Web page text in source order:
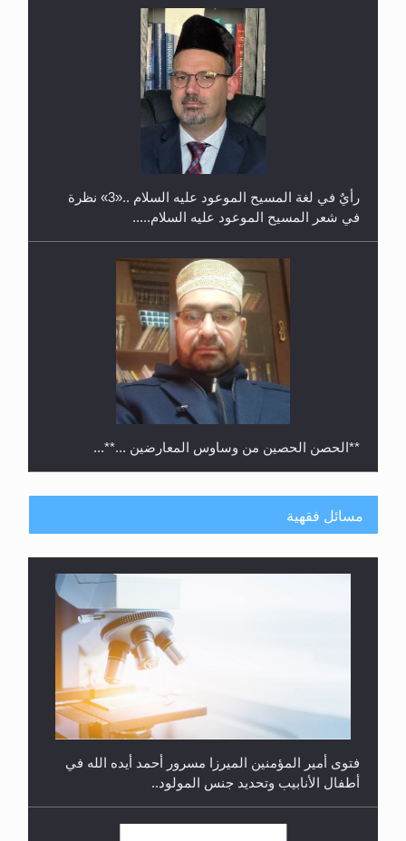
حفل توزيع الشهادات في الجامعة الأحمدية بنيجيريا لعام
رأيٌ في لغة المسيح الموعود عليه السلام ..«3» نظرة
في شعر المسيح الموعود عليه السلام.....
**الحصن الحصين من وساوس المعارضين ...**...
مسائل فقهية
فتوى أمير المؤمنين الميرزا مسرور أحمد أيده الله في
أطفال الأنابيب وتحديد جنس المولود..